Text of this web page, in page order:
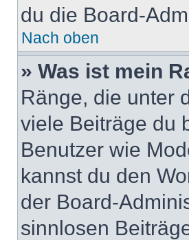
du die Board-
Nach oben
» Was ist mein
Ränge, die unter
viele Beiträge du
Benutzer wie
kannst du den
der Board-
sinnlosen